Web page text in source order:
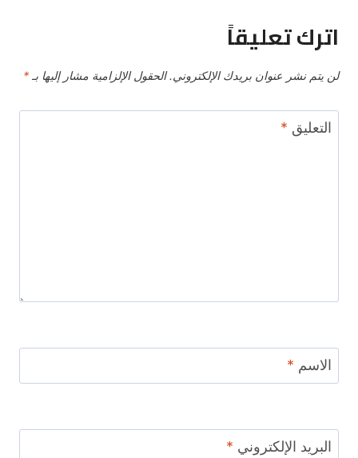
اترك تعليقاً
لن يتم نشر عنوان بريدك الإلكتروني. الحقول الإلزامية مشار إليها بـ *
التعليق *
الاسم *
البريد الإلكتروني *